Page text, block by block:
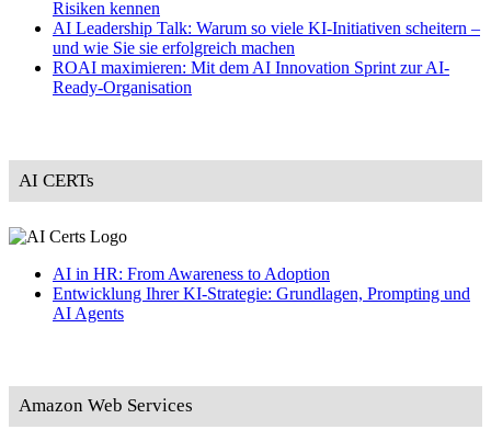
Risiken kennen
AI Leadership Talk: Warum so viele KI-Initiativen scheitern –
und wie Sie sie erfolgreich machen
ROAI maximieren: Mit dem AI Innovation Sprint zur AI-
Ready-Organisation
AI CERTs
AI in HR: From Awareness to Adoption
Entwicklung Ihrer KI-Strategie: Grundlagen, Prompting und
AI Agents
Amazon Web Services